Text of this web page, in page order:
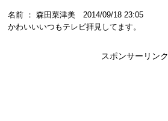
名前 ： 森田菜津美 2014/09/18 23:05
かわいいいつもテレビ拝見してます。
スポンサーリンク